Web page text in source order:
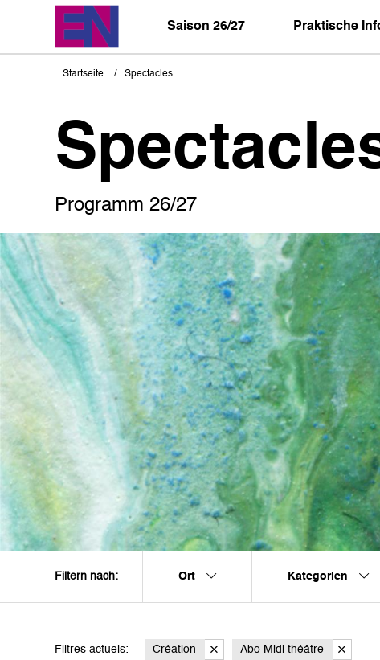
Saison 26/27 Praktische
Pfadnavigation
Startseite Spectacles
Programm 26/27
Filtern nach: Ort Kategorien
Filtres actuels: Création Abo Midi théâtre